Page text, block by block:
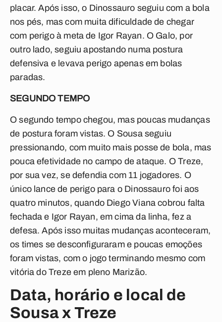
placar. Após isso, o Dinossauro seguiu com a bola
nos pés, mas com muita dificuldade de chegar
com perigo à meta de Igor Rayan. O Galo, por
outro lado, seguiu apostando numa postura
defensiva e levava perigo apenas em bolas
paradas.
SEGUNDO TEMPO
O segundo tempo chegou, mas poucas mudanças
de postura foram vistas. O Sousa seguiu
pressionando, com muito mais posse de bola, mas
pouca efetividade no campo de ataque. O Treze,
por sua vez, se defendia com 11 jogadores. O
único lance de perigo para o Dinossauro foi aos
quatro minutos, quando Diego Viana cobrou falta
fechada e Igor Rayan, em cima da linha, fez a
defesa. Após isso muitas mudanças aconteceram,
os times se desconfiguraram e poucas emoções
foram vistas, com o jogo terminando mesmo com
vitória do Treze em pleno Marizão.
Data, horário e local de
Sousa x Treze